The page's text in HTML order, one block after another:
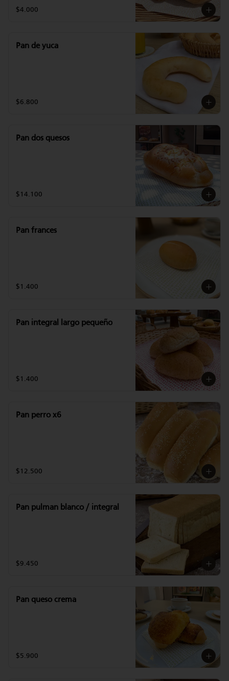
$4.000
Pan de yuca
$6.800
Pan dos quesos
$14.100
Pan frances
$1.400
Pan integral largo pequeño
$1.400
Pan perro x6
$12.500
Pan pulman blanco / integral
$9.450
Pan queso crema
$5.900